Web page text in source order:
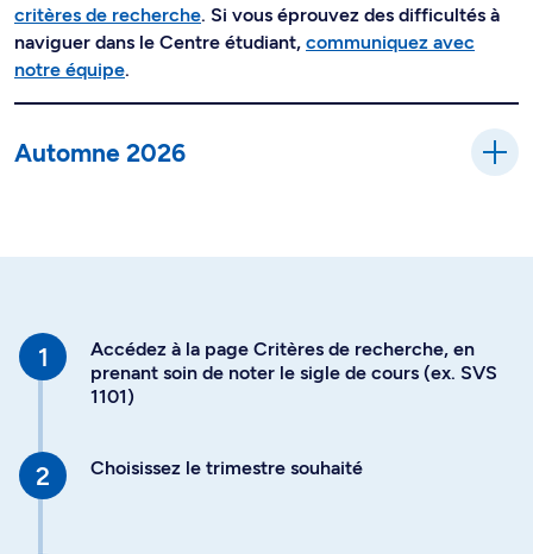
critères de recherche. Si vous éprouvez des difficultés à
naviguer dans le Centre étudiant, communiquez avec
notre équipe.
Automne 2026
Accédez à la page Critères de recherche, en
prenant soin de noter le sigle de cours (ex. SVS
1101)
Choisissez le trimestre souhaité